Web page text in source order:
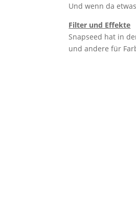
Und wenn da
Filter und Effekte
Snapseed hat in
und andere für